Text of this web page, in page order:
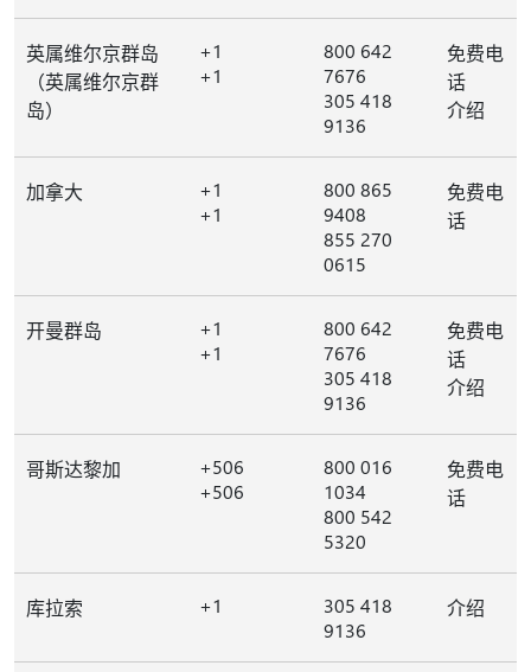
英属维尔京群岛
（英属维尔京群
岛）
+1
+1
800 642
7676
305 418
9136
免费电
话
介绍
加拿大
+1
+1
800 865
9408
855 270
0615
免费电
话
开曼群岛
+1
+1
800 642
7676
305 418
9136
免费电
话
介绍
哥斯达黎加
+506
+506
800 016
1034
800 542
5320
免费电
话
库拉索 +1
305 418
9136
介绍